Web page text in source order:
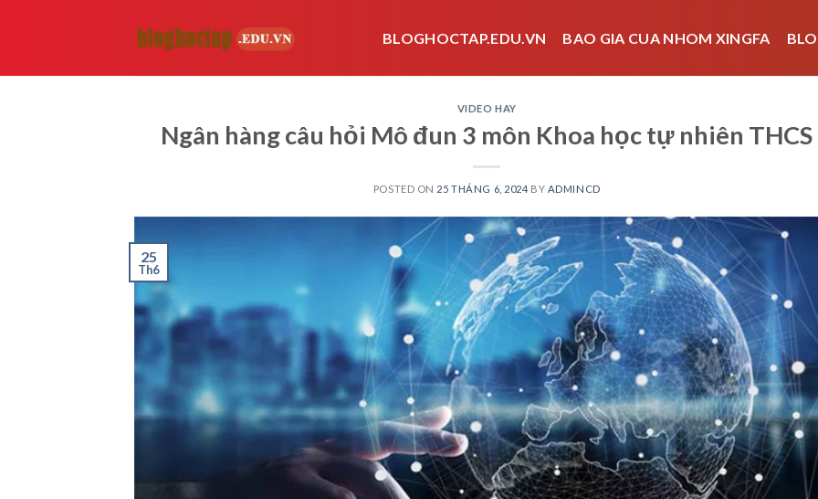
BLOGHOCTAP.EDU.VN BAO GIA CUA NHOM XINGFA
VIDEO HAY
Ngân hàng câu hỏi Mô đun 3 môn Khoa học tự nhiên THCS
POSTED ON 25 THÁNG 6, 2024 BY ADMINCD
25
Th6